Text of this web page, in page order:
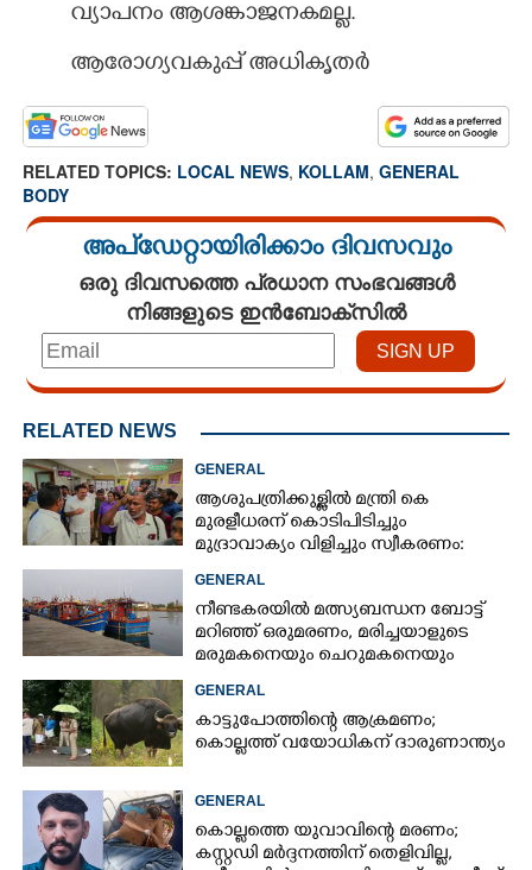
വ്യാപനം ആശങ്കാജനകമല്ല.
ആരോഗ്യവകുപ്പ് അധികൃതർ
RELATED TOPICS: LOCAL NEWS, KOLLAM, GENERAL
BODY
അപ്ഡേറ്റായിരിക്കാം ദിവസവും
ഒരു ദിവസത്തെ പ്രധാന സംഭവങ്ങൾ
നിങ്ങളുടെ ഇൻബോക്സിൽ
RELATED NEWS
GENERAL
ആശുപത്രിക്കുള്ളിൽ മന്ത്രി കെ
മുരളീധരന് കൊടിപിടിച്ചും
മുദ്രാവാക്യം വിളിച്ചും സ്വീകരണം:
പിന്നാലെ വ്യാപകവിമർശനം
GENERAL
നീണ്ടകരയിൽ മത്സ്യബന്ധന ബോട്ട്
മറിഞ്ഞ്​ ഒരുമരണം,​ മരിച്ചയാളുടെ
മരുമകനെയും ചെറുമകനെയും
കാണാനില്ല
GENERAL
കാട്ടുപോത്തിന്റെ ആക്രമണം;
കൊല്ലത്ത് വയോധികന് ദാരുണാന്ത്യം
GENERAL
കൊല്ലത്തെ യുവാവിന്റെ മരണം;
കസ്റ്റഡി മർദ്ദനത്തിന് തെളിവില്ല,